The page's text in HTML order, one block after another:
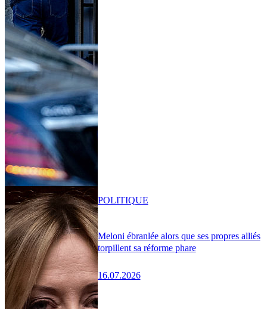
Meloni ébranlée alors que ses propres alliés
torpillent sa réforme phare
16.07.2026
POLITIQUE